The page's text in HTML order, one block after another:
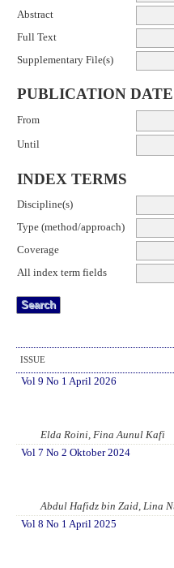
Abstract
Full Text
Supplementary File(s)
PUBLICATION DATE
From
Until
INDEX TERMS
Discipline(s)
Type (method/approach)
Coverage
All index term fields
ISSUE
Vol 9 No 1 April 2026
Elda Roini, Fina Aunul Kafi
Vol 7 No 2 Oktober 2024
Abdul Hafidz bin Zaid, Lina
Vol 8 No 1 April 2025